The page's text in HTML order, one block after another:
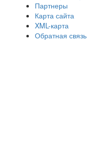
Партнеры
Карта сайта
XML-карта
Обратная связь